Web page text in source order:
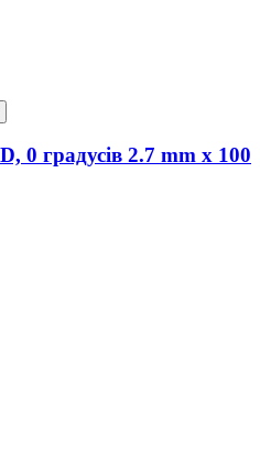
0 градусів 2.7 mm x 100